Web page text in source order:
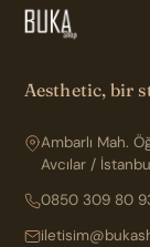
Aesthetic, bir
Ambarlı Mah.
Avcılar /
0850 309 80